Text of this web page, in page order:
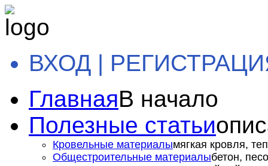
ВХОД |
ГлавнаяВ начало
Полезные статьи
Кровельные материалымягкая кровля,
Общестроительные материалыбетон,